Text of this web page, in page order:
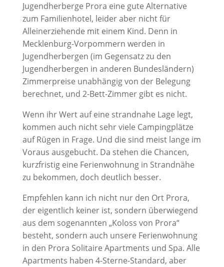
Jugendherberge Prora eine gute Alternative
zum Familienhotel, leider aber nicht für
Alleinerziehende mit einem Kind. Denn in
Mecklenburg-Vorpommern werden in
Jugendherbergen (im Gegensatz zu den
Jugendherbergen in anderen Bundesländern)
Zimmerpreise unabhängig von der Belegung
berechnet, und 2-Bett-Zimmer gibt es nicht.
Wenn ihr Wert auf eine strandnahe Lage legt,
kommen auch nicht sehr viele Campingplätze
auf Rügen in Frage. Und die sind meist lange im
Voraus ausgebucht. Da stehen die Chancen,
kurzfristig eine Ferienwohnung in Strandnähe
zu bekommen, doch deutlich besser.
Empfehlen kann ich nicht nur den Ort Prora,
der eigentlich keiner ist, sondern überwiegend
aus dem sogenannten „Koloss von Prora“
besteht, sondern auch unsere Ferienwohnung
in den Prora Solitaire Apartments und Spa. Alle
Apartments haben 4-Sterne-Standard, aber